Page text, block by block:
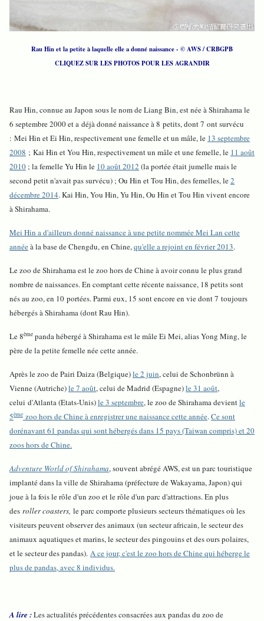
Rau Hin et la petite à laquelle elle a donné naissance - © AWS / CRBGPB
CLIQUEZ SUR LES PHOTOS POUR LES AGRANDIR
Rau Hin, connue au Japon sous le nom de Liang Bin, est née à Shirahama le
6 septembre 2000 et a déjà donné naissance à 8 petits, dont 7 ont survécu
: Mei Hin et Ei Hin, respectivement une femelle et un mâle, le 13 septembre
2008 ; Kai Hin et You Hin, respectivement un mâle et une femelle, le 11 août
2010 ; la femelle Yu Hin le 10 août 2012 (la portée était jumelle mais le
second petit n'avait pas survécu) ; Ou Hin et Tou Hin, des femelles, le2
décembre 2014. Kai Hin, You Hin, Yu Hin, Ou Hin et Tou Hin vivent encore
à Shirahama.
Mei Hin a d'ailleurs donné naissance à une petite nommée Mei Lan cette
annéeà la base de Chengdu, en Chine,qu'elle a rejoint en février 2013.
Le zoo de Shirahama est le zoo hors de Chine à avoir connu le plus grand
nombre de naissances. En comptant cette récente naissance, 18 petits sont
nés au zoo, en 10 portées. Parmi eux, 15 sont encore en vie dont 7 toujours
hébergés à Shirahama (dont Rau Hin).
Le 8ème panda hébergé à Shirahama est le mâle Ei Mei, alias Yong Ming, le
père de la petite femelle née cette année.
Après le zoo de Pairi Daiza (Belgique)le 2 juin, celui de Schonbrünn à
Vienne (Autriche)le 7 août, celui de Madrid (Espagne)le 31 août,
celui d'Atlanta (Etats-Unis)le 3 septembre, le zoo de Shirahama devientle
5ème zoo hors de Chine à enregistrer une naissance cette année.Ce sont
dorénavant 61 pandas qui sont hébergés dans 15 pays (Taiwan compris) et 20
zoos hors de Chine.
Adventure World of Shirahama, souvent abrégé AWS, est un parc touristique
implanté dans la ville de Shirahama (préfecture de Wakayama, Japon) qui
joue à la fois le rôle d'un zoo et le rôle d'un parc d'attractions. En plus
des roller coasters, le parc comporte plusieurs secteurs thématiques où les
visiteurs peuvent observer des animaux (un secteur africain, le secteur des
animaux aquatiques et marins, le secteur des pingouins et des ours polaires,
et le secteur des pandas). A ce jour, c'est le zoo hors de Chine qui héberge le
plus de pandas, avec 8 individus.
A lire :Les actualités précédentes consacrées aux pandas du zoo de